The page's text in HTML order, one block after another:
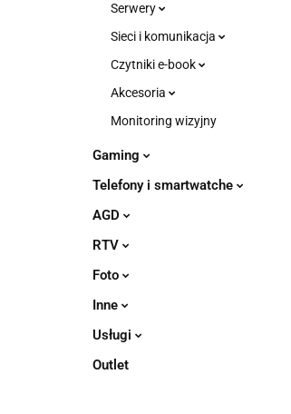
Serwery
Sieci i komunikacja
Czytniki e-book
Akcesoria
Monitoring wizyjny
Gaming
Telefony i smartwatche
AGD
RTV
Foto
Inne
Usługi
Outlet